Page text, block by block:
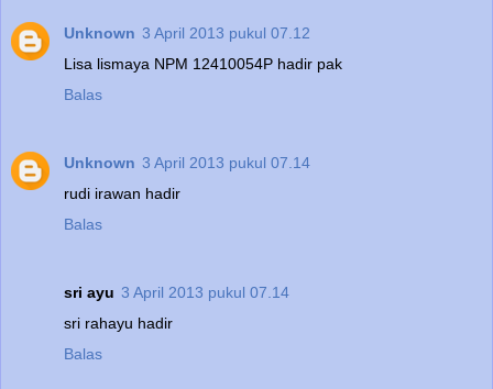
Unknown 3 April 2013 pukul 07.12
Lisa lismaya NPM 12410054P hadir pak
Balas
Unknown 3 April 2013 pukul 07.14
rudi irawan hadir
Balas
sri ayu 3 April 2013 pukul 07.14
sri rahayu hadir
Balas